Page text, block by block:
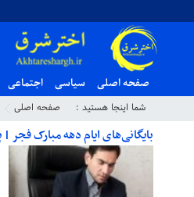
صفحه اصلی سیاسی اجتماعی
شما اینجا هستید : صفحه اصلی
بایگانی‌های ایام دهه مبارک فجر